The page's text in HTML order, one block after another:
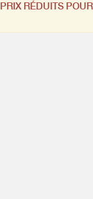
PRIX RÉDUITS